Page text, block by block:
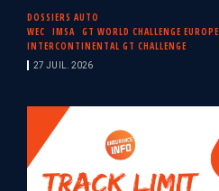
DOSSIERS AUTO
WEC
IMSA GT WORLD CHALLENGE EUROPE
INTERCONTINENTAL GT CHALLENGE
27 JUIL. 2026